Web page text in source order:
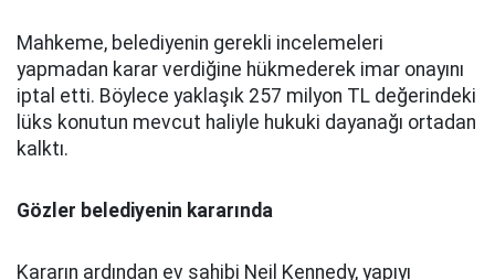
Mahkeme, belediyenin gerekli incelemeleri
yapmadan karar verdiğine hükmederek imar onayını
iptal etti. Böylece yaklaşık 257 milyon TL değerindeki
lüks konutun mevcut haliyle hukuki dayanağı ortadan
kalktı.
Gözler belediyenin kararında
Kararın ardından ev sahibi Neil Kennedy, yapıyı